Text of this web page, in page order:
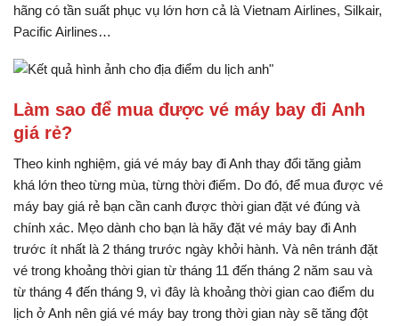
hãng có tần suất phục vụ lớn hơn cả là Vietnam Airlines, Silkair,
Pacific Airlines…
Làm sao để mua được vé máy bay đi Anh
giá rẻ?
Theo kinh nghiệm, giá vé máy bay đi Anh thay đổi tăng giảm
khá lớn theo từng mùa, từng thời điểm. Do đó, để mua được vé
máy bay giá rẻ bạn cần canh được thời gian đặt vé đúng và
chính xác. Mẹo dành cho bạn là hãy đặt vé máy bay đi Anh
trước ít nhất là 2 tháng trước ngày khởi hành. Và nên tránh đặt
vé trong khoảng thời gian từ tháng 11 đến tháng 2 năm sau và
từ tháng 4 đến tháng 9, vì đây là khoảng thời gian cao điểm du
lịch ở Anh nên giá vé máy bay trong thời gian này sẽ tăng đột